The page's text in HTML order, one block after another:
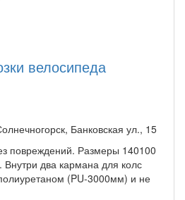
велосипеда
Банковская ул., 15
повреждений. Размеры 140100
два кармана для колс
(PU-3000мм) и не